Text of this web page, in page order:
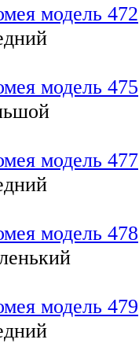
модель 472
модель 475
модель 477
модель 478
модель 479